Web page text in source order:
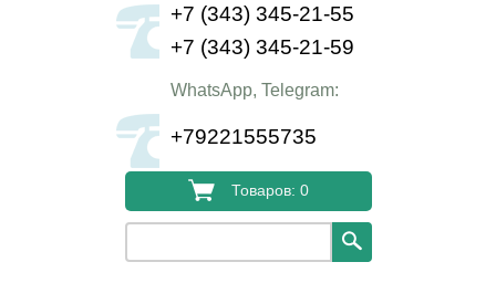
+7 (343) 345-21-55
+7 (343) 345-21-59
WhatsApp, Telegram:
+79221555735
Товаров: 0